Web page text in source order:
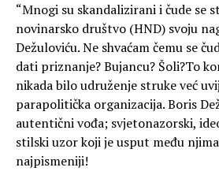
“Mnogi su skandalizirani i čude se
novinarsko društvo (HND) svoju
Dežuloviću. Ne shvaćam čemu se
dati priznanje? Bujancu? Šoli?To
nikada bilo udruženje struke već
parapolitička organizacija. Boris
autentični vođa; svjetonazorski,
stilski uzor koji je usput među
najpismeniji!